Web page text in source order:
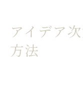
アイデア
方法